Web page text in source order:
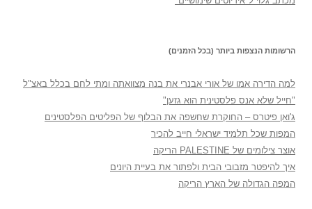
הרשומות הנצפות ביותר (בכל הזמנים)
למה הדירה אמו של אורי אבנרי את בנה מצוואתה ומתי לחם בכלל באצ"ל
"חייל שלא אנס פלסטינית הוא גזען"
ג'ואן פיטרס – החוקרת שחשפה את הבלוף של הפליטים הפלסטינים
המפות שכל תלמיד ישראלי חייב להכיר
אוצר צילומים של PALESTINE הריקה
איך להיפטר מזבובי הבית ולפתור את בעיית היונים
המפה הגדולה של הארץ הריקה